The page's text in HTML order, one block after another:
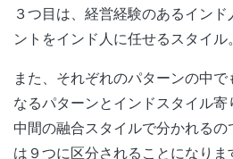
３つ目は、経営経験のあるイン
ントをインド人に任せるスタイル。
また、それぞれのパターンの中
なるパターンとインドスタイル
中間の融合スタイルで分かれる
は９つに区分されることになり